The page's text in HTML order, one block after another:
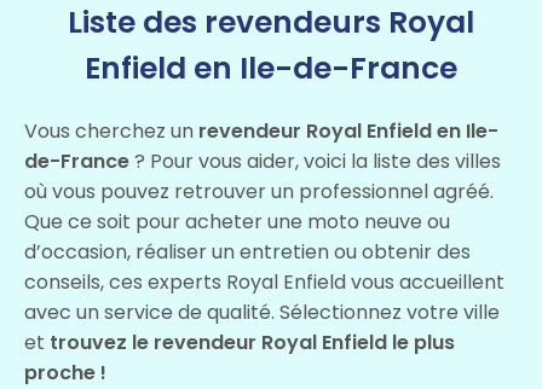
Liste des revendeurs Royal
Enfield en Ile-de-France
Vous cherchez un revendeur Royal Enfield en Ile-
de-France? Pour vous aider, voici la liste des villes
où vous pouvez retrouver un professionnel agréé.
Que ce soit pour acheter une moto neuve ou
d’occasion, réaliser un entretien ou obtenir des
conseils, ces experts Royal Enfield vous accueillent
avec un service de qualité. Sélectionnez votre ville
et trouvez le revendeur Royal Enfield le plus
proche !